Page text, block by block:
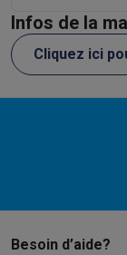
Infos de la
Cliquez ici
Besoin d’aide?